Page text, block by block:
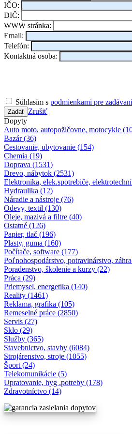
IČO:
DIČ:
WWW stránka:
Email:
Telefón:
Kontaktná osoba:
Súhlasím s podmienkami pre
Zadať Zrušiť
Dopyty
Auto moto, autopožičovne, motocykle
Bazár (36)
Cestovanie, ubytovanie (154)
Chemia (19)
Doprava (1531)
Drevo, nábytok (2531)
Elektronika, elek.spotrebiče,
Hydraulika (12)
Náradie a nástroje (76)
Odevy, textil (130)
Oleje, mazivá a filtre (40)
Ostatné (126)
Papier, tlač (196)
Plasty, guma (160)
Počítače, software (177)
Poľnohospodárstvo, potravinárstvo,
Poradenstvo, školenie a kurzy (22)
Práca (29)
Priemysel, energetika (140)
Reality (1461)
Reklama, grafika (105)
Remeselné práce (2850)
Servis (27)
Sklo (29)
Služby (365)
Stavebnictvo, stavby (6084)
Strojárenstvo, stroje (1055)
Šport (24)
Telekomunikácie (5)
Upratovanie, hyg .potreby (178)
Zdravotníctvo (14)